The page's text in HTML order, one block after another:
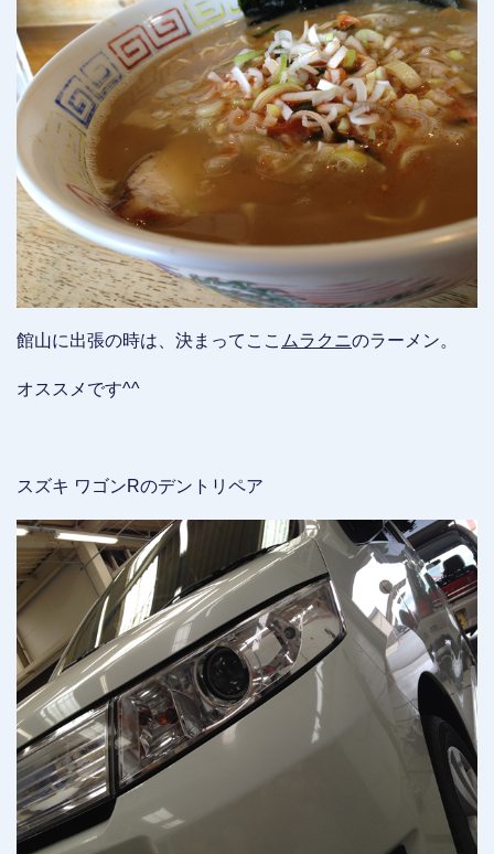
館山に出張の時は、決まってここ ムラクニのラーメン。
オススメです^^
スズキ ワゴンRのデントリペア